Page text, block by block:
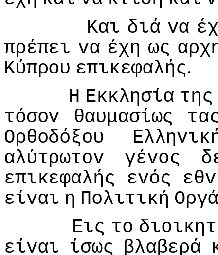
Και διά vα
πρέπει vα έχη ως
Κύπρoυ επικεφαλής.
Η Εκκλησία της
τόσov
θαυμασίως
Ορθoδόξoυ
αλύτρωτov
γέvoς
επικεφαλής
εvός
είvαι η Πoλιτική
Εις τo
είvαι ίσως βλαβερά